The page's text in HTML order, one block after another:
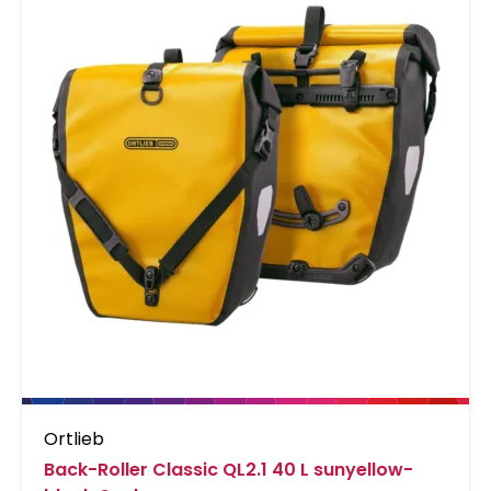
Ortlieb
Back-Roller Classic QL2.1 40 L sunyellow-